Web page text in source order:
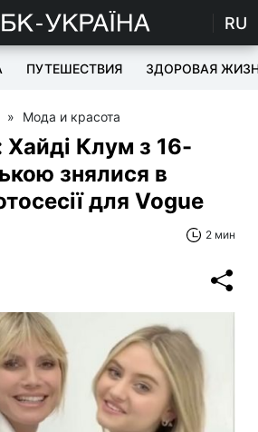
RU
ПУТЕШЕСТВИЯ ЗДОРОВАЯ
» Мода и красота
Клум з 16-
знялися в
для Vogue
2 мин